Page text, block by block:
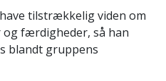
tilstrækkelig viden om
færdigheder, så han
blandt gruppens